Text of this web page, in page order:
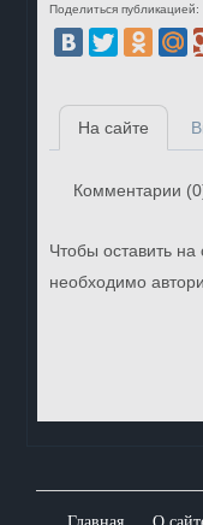
Поделиться публикацией:
На сайте
Комментарии (0
Чтобы оставить
необходимо